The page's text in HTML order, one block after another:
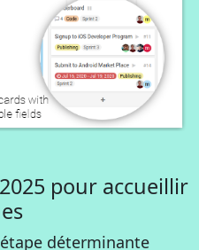
pour accueillir
étape déterminante